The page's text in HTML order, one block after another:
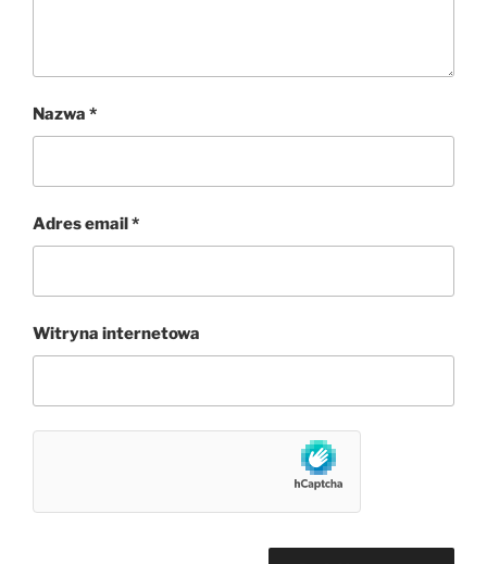
Nazwa *
Adres email*
Witryna internetowa